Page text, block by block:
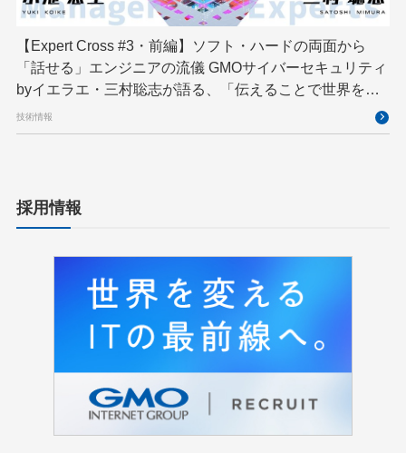
【Expert Cross #3・前編】ソフト・ハードの両面から
「話せる」エンジニアの流儀 GMOサイバーセキュリティ
byイエラエ・三村聡志が語る、「伝えることで世界を良
くする」エキスパートの在り方
技術情報
採用情報